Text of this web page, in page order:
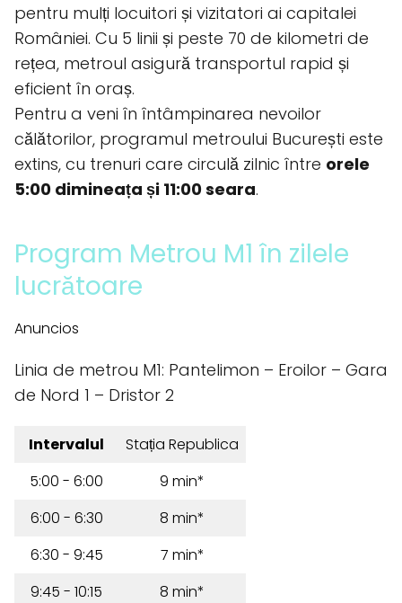
pentru mulți locuitori și vizitatori ai capitalei
României. Cu 5 linii și peste 70 de kilometri de
rețea, metroul asigură transportul rapid și
eficient în oraș.
Pentru a veni în întâmpinarea nevoilor
călătorilor, programul metroului București este
extins, cu trenuri care circulă zilnic între orele
5:00 dimineața și 11:00 seara.
Program Metrou M1 în zilele
lucrătoare
Anuncios
Linia de metrou M1: Pantelimon – Eroilor – Gara
de Nord 1 – Dristor 2
Intervalul
Stația Republica
5:00 - 6:00
9 min*
6:00 - 6:30
8 min*
6:30 - 9:45
7 min*
9:45 - 10:15
8 min*